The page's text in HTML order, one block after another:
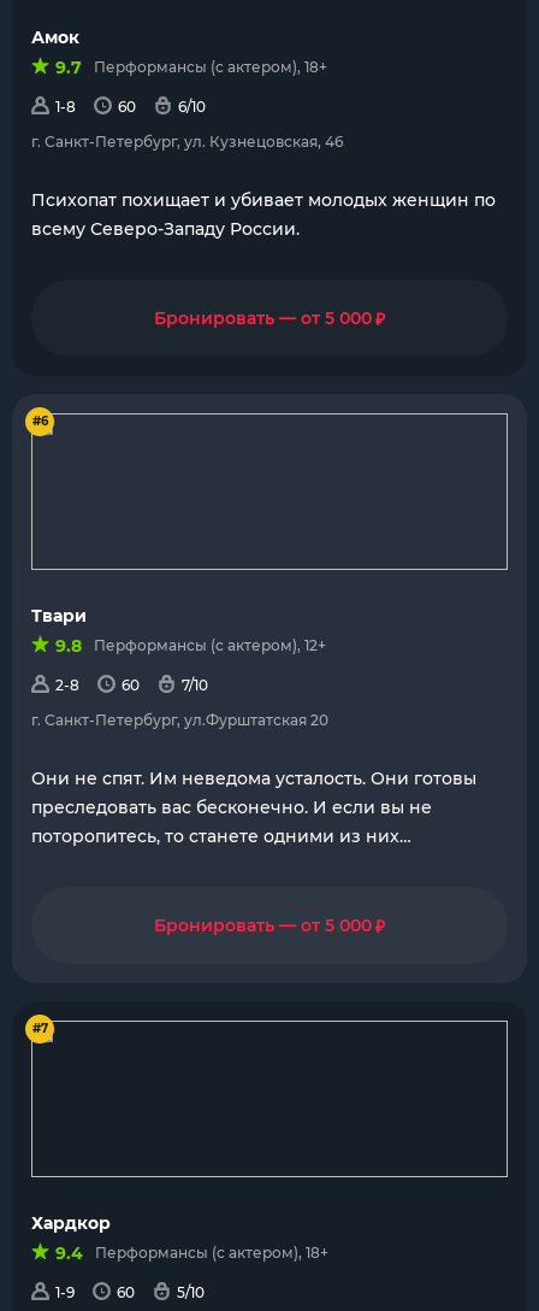
Амок
9.7
Перформансы (с актером), 18+
1-8 60
6/10
г. Санкт-Петербург, ул. Кузнецовская, 46
Психопат похищает и убивает молодых женщин по
всему Северо-Западу России.
Бронировать — от 5 000₽
#6
Твари
9.8
Перформансы (с актером), 12+
2-8 60
7/10
г. Санкт-Петербург, ул.Фурштатская 20
Они не спят. Им неведома усталость. Они готовы
преследовать вас бесконечно. И если вы не
поторопитесь, то станете одними из них…
Бронировать — от 5 000₽
#7
Хардкор
9.4
Перформансы (с актером), 18+
1-9 60 5/10